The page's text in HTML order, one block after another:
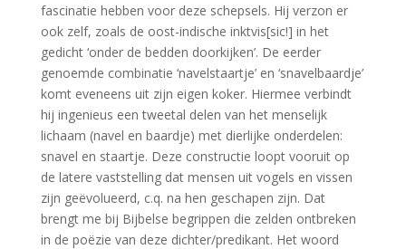
fascinatie hebben voor deze schepsels. Hij verzon er
ook zelf, zoals de oost-indische inktvis[sic!] in het
gedicht ‘onder de bedden doorkijken’. De eerder
genoemde combinatie ‘navelstaartje’ en ‘snavelbaardje’
komt eveneens uit zijn eigen koker. Hiermee verbindt
hij ingenieus een tweetal delen van het menselijk
lichaam (navel en baardje) met dierlijke onderdelen:
snavel en staartje. Deze constructie loopt vooruit op
de latere vaststelling dat mensen uit vogels en vissen
zijn geëvolueerd, c.q. na hen geschapen zijn. Dat
brengt me bij Bijbelse begrippen die zelden ontbreken
in de poëzie van deze dichter/predikant. Het woord